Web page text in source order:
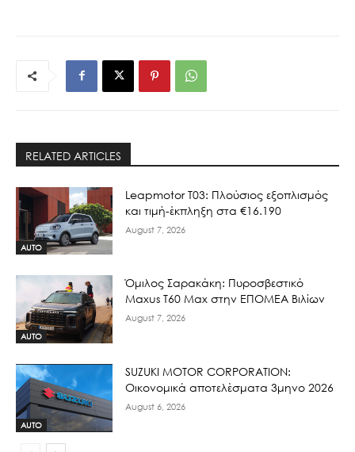
RELATED ARTICLES
AUTO
Leapmotor T03: Πλούσιος εξοπλισμός
και τιμή-έκπληξη στα €16.190
August 7, 2026
AUTO
Όμιλος Σαρακάκη: Πυροσβεστικό
Maxus T60 Max στην ΕΠΟΜΕΑ Βιλίων
August 7, 2026
AUTO
SUZUKI MOTOR CORPORATION:
Οικονομικά αποτελέσματα 3μηνο 2026
August 6, 2026